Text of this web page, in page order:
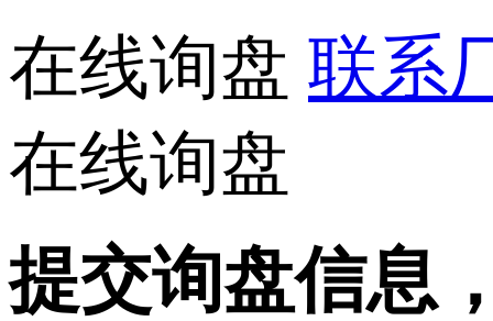
在线询盘 联系
在线询盘
提交询盘信息